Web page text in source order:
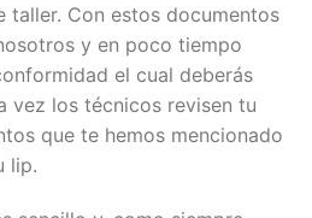
Con estos documentos
y en poco tiempo
el cual deberás
vez los técnicos revisen tu
que te hemos mencionado
lip.